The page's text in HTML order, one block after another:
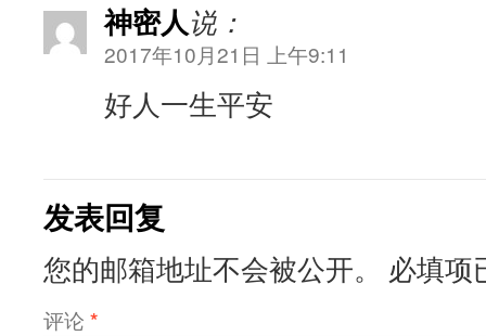
神密人说：
2017年10月21日 上午9:11
好人一生平安
发表回复
您的邮箱地址不会被公开。 必填项
评论 *